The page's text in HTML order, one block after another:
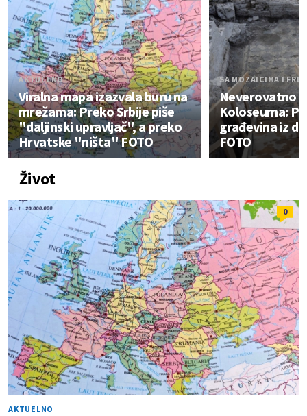
AKTUELNO
Viralna mapa izazvala buru na
mrežama: Preko Srbije piše
"daljinski upravljač", a preko
Hrvatske "ništa" FOTO
SA MOZAICIMA I
Neverovatno
Koloseuma:
građevina iz
FOTO
Život
0
AKTUELNO